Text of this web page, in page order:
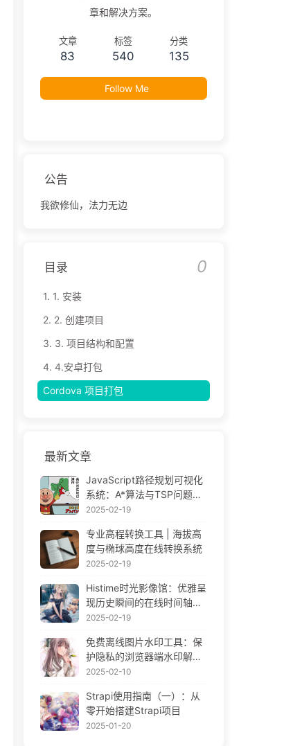
章和解决方案。
文章
83
标签
540
分类
135
Follow Me
公告
我欲修仙，法力无边
目录 0
1. 1. 安装
2. 2. 创建项目
3. 3. 项目结构和配置
4. 4.安卓打包
Cordova 项目打包
最新文章
JavaScript路径规划可视化
系统：A*算法与TSP问题解
决方案
2025-02-19
专业高程转换工具 | 海拔高
度与椭球高度在线转换系统
2025-02-19
Histime时光影像馆：优雅呈
现历史瞬间的在线时间轴相
册 | Historical Photo Timeli
2025-02-19
免费离线图片水印工具：保
护隐私的浏览器端水印解决
方案 | Free Offline Image
2025-02-10
Strapi使用指南（一）：从
零开始搭建Strapi项目
2025-01-20